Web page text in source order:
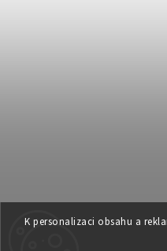
K personalizaci obsahu a